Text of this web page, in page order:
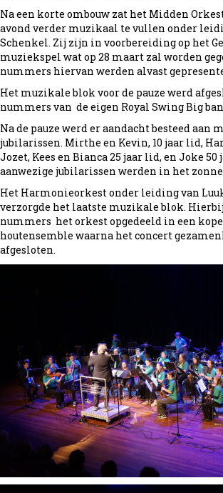
Na een korte ombouw zat het Midden
avond verder muzikaal te vullen onder
Schenkel. Zij zijn in voorbereiding op het
muziekspel wat op 28 maart zal worden
nummers hiervan werden alvast
Het muzikale blok voor de pauze werd
nummers van de eigen Royal Swing Big
Na de pauze werd er aandacht besteed aan
jubilarissen. Mirthe en Kevin, 10 jaar lid,
Jozet, Kees en Bianca 25 jaar lid, en Joke 50
aanwezige jubilarissen werden in het
Het Harmonieorkest onder leiding van
verzorgde het laatste muzikale blok.
nummers het orkest opgedeeld in een
houtensemble waarna het concert
afgesloten.